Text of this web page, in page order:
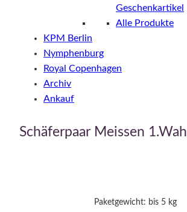
Geschenkartikel
Alle Produkte
KPM Berlin
Nymphenburg
Royal Copenhagen
Archiv
Ankauf
Schäferpaar Meissen 1.Wahl
Paketgewicht: bis 5 kg